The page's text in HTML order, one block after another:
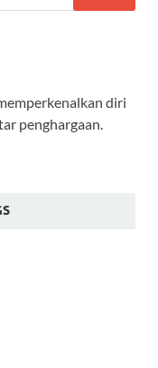
diri
penghargaan.